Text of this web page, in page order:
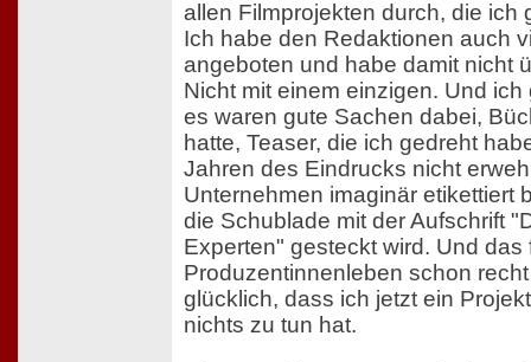
allen Filmprojekten durch, die ich
Ich habe den Redaktionen auch
angeboten und habe damit nicht
Nicht mit einem einzigen. Und
es waren gute Sachen dabei,
hatte, Teaser, die ich gedreht
Jahren des Eindrucks nicht
Unternehmen imaginär etikettiert
die Schublade mit der Aufschrift
Experten" gesteckt wird. Und das
Produzentinnenleben schon
glücklich, dass ich jetzt ein
nichts zu tun hat.